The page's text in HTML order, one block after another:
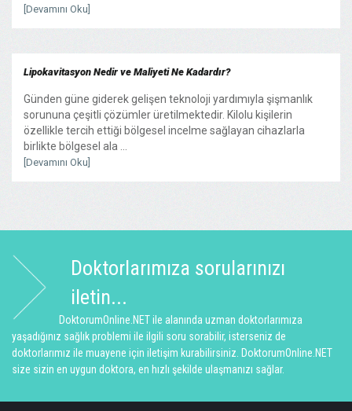
[Devamını Oku]
Lipokavitasyon Nedir ve Maliyeti Ne Kadardır?
Günden güne giderek gelişen teknoloji yardımıyla şişmanlık
sorununa çeşitli çözümler üretilmektedir. Kilolu kişilerin
özellikle tercih ettiği bölgesel incelme sağlayan cihazlarla
birlikte bölgesel ala ...
[Devamını Oku]
Doktorlarımıza sorularınızı
iletin...
DoktorumOnline.NET ile alanında uzman doktorlarımıza
yaşadığınız sağlık problemi ile ilgili soru sorabilir, isterseniz de
doktorlarımız ile muayene için iletişim kurabilirsiniz. DoktorumOnline.NET
size sizin en uygun doktora, en hızlı şekilde ulaşmanızı sağlar.